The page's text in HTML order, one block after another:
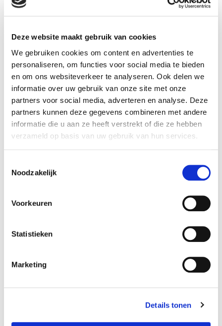
Deze website maakt gebruik van cookies
We gebruiken cookies om content en advertenties te
personaliseren, om functies voor social media te bieden
en om ons websiteverkeer te analyseren. Ook delen we
informatie over uw gebruik van onze site met onze
partners voor social media, adverteren en analyse. Deze
partners kunnen deze gegevens combineren met andere
informatie die u aan ze heeft verstrekt of die ze hebben
verzameld op basis van uw gebruik van hun services.
Noodzakelijk
Voorkeuren
Statistieken
Marketing
Details tonen
Een kleurrijkeballonnenboogbij hetouderlijk
huis, als verrassing.
, bij
Voor binnen een aantal helium ballonnen ter